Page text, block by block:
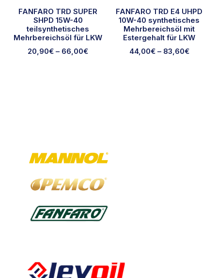
FANFARO TRD SUPER
SHPD 15W-40
teilsynthetisches
Mehrbereichsöl für LKW
20,90€ – 66,00€
FANFARO TRD E4 UHPD
10W-40 synthetisches
Mehrbereichsöl mit
Estergehalt für LKW
44,00€– 83,60€